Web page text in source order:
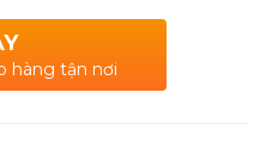
hàng tận nơi